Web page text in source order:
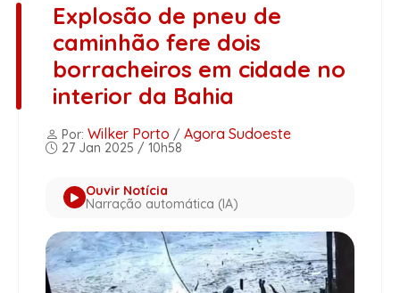
Explosão de pneu de
caminhão fere dois
borracheiros em cidade no
interior da Bahia
Por: Wilker Porto / Agora Sudoeste
27 Jan 2025 / 10h58
Ouvir Notícia
Narração automática (IA)